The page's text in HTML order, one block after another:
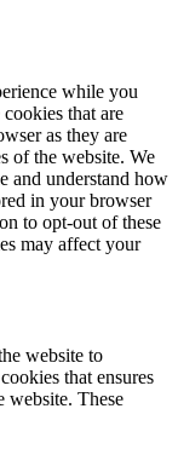
while you
that are
as they are
of the website. We
and understand how
in your browser
to opt-out of these
may affect your
website to
that ensures
website. These